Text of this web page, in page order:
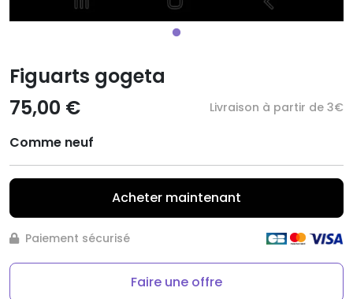
Figuarts gogeta
75,00 €
Livraison à partir de 3€
Comme neuf
Acheter maintenant
Paiement sécurisé
Faire une offre